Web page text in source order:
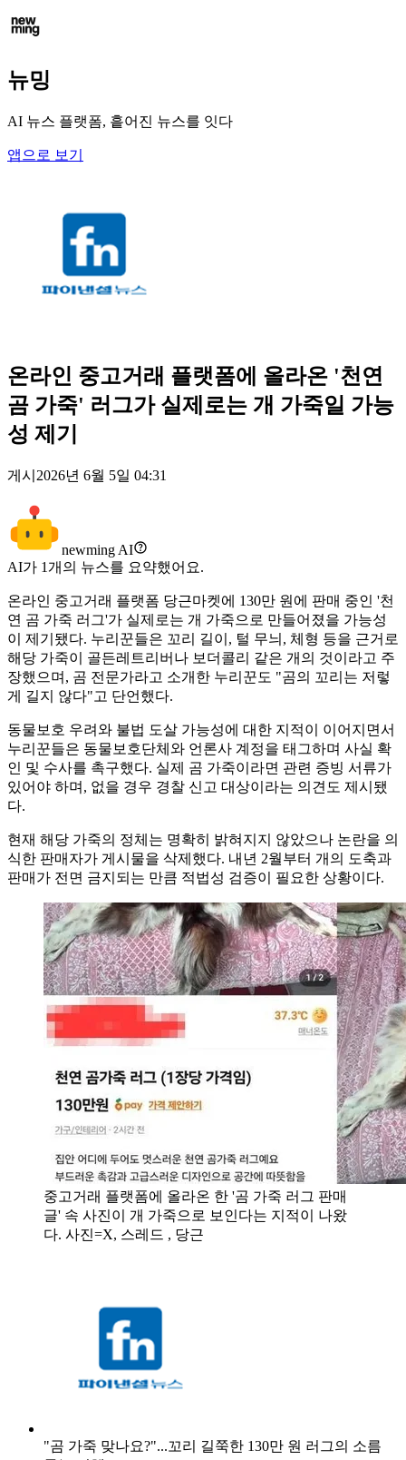
뉴밍
AI 뉴스 플랫폼, 흩어진 뉴스를 잇다
앱으로 보기
온라인 중고거래 플랫폼에 올라온 '천연
곰 가죽' 러그가 실제로는 개 가죽일 가능
성 제기
게시 2026년 6월 5일 04:31
newming AI
AI가 1개의 뉴스를 요약했어요.
온라인 중고거래 플랫폼 당근마켓에 130만 원에 판매 중인 '천
연 곰 가죽 러그'가 실제로는 개 가죽으로 만들어졌을 가능성
이 제기됐다. 누리꾼들은 꼬리 길이, 털 무늬, 체형 등을 근거로
해당 가죽이 골든레트리버나 보더콜리 같은 개의 것이라고 주
장했으며, 곰 전문가라고 소개한 누리꾼도 "곰의 꼬리는 저렇
게 길지 않다"고 단언했다.
동물보호 우려와 불법 도살 가능성에 대한 지적이 이어지면서
누리꾼들은 동물보호단체와 언론사 계정을 태그하며 사실 확
인 및 수사를 촉구했다. 실제 곰 가죽이라면 관련 증빙 서류가
있어야 하며, 없을 경우 경찰 신고 대상이라는 의견도 제시됐
다.
현재 해당 가죽의 정체는 명확히 밝혀지지 않았으나 논란을 의
식한 판매자가 게시물을 삭제했다. 내년 2월부터 개의 도축과
판매가 전면 금지되는 만큼 적법성 검증이 필요한 상황이다.
중고거래 플랫폼에 올라온 한 '곰 가죽 러그 판매
글' 속 사진이 개 가죽으로 보인다는 지적이 나왔
다. 사진=X, 스레드 , 당근
"곰 가죽 맞나요?"...꼬리 길쭉한 130만 원 러그의 소름